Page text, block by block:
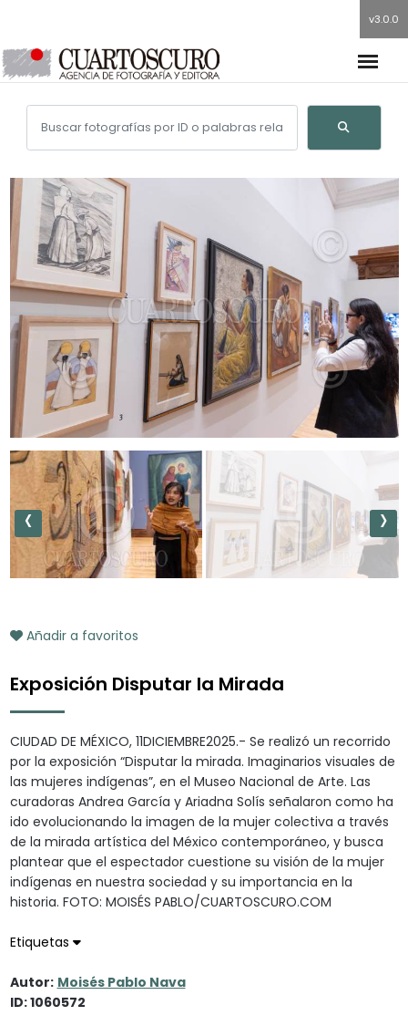
v3.0.0
‹ ›
Añadir a favoritos
Exposición Disputar la Mirada
CIUDAD DE MÉXICO, 11DICIEMBRE2025.- Se realizó un recorrido
por la exposición “Disputar la mirada. Imaginarios visuales de
las mujeres indígenas”, en el Museo Nacional de Arte. Las
curadoras Andrea García y Ariadna Solís señalaron como ha
ido evolucionando la imagen de la mujer colectiva a través
de la mirada artística del México contemporáneo, y busca
plantear que el espectador cuestione su visión de la mujer
indígenas en nuestra sociedad y su importancia en la
historia. FOTO: MOISÉS PABLO/CUARTOSCURO.COM
Etiquetas
Autor: Moisés Pablo Nava
ID: 1060572